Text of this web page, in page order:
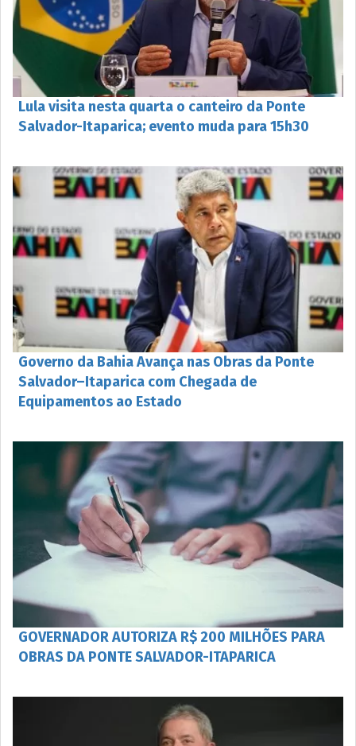
Lula visita nesta quarta o canteiro da Ponte
Salvador-Itaparica; evento muda para 15h30
Governo da Bahia Avança nas Obras da Ponte
Salvador–Itaparica com Chegada de
Equipamentos ao Estado
GOVERNADOR AUTORIZA R$ 200 MILHÕES PARA
OBRAS DA PONTE SALVADOR-ITAPARICA